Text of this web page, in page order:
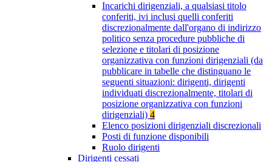
Incarichi dirigenziali, a qualsiasi titolo
conferiti, ivi inclusi quelli conferiti
discrezionalmente dall'organo di indirizzo
politico senza procedure pubbliche di
selezione e titolari di posizione
organizzativa con funzioni dirigenziali (da
pubblicare in tabelle che distinguano le
seguenti situazioni: dirigenti, dirigenti
individuati discrezionalmente, titolari di
posizione organizzativa con funzioni
dirigenziali) 4
Elenco posizioni dirigenziali discrezionali
Posti di funzione disponibili
Ruolo dirigenti
Dirigenti cessati